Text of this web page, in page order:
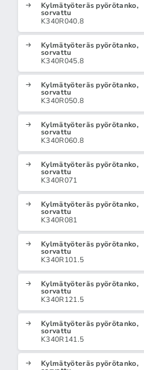
Kylmätyöteräs pyörötanko,
sorvattu
K340R040.8
Kylmätyöteräs pyörötanko,
sorvattu
K340R045.8
Kylmätyöteräs pyörötanko,
sorvattu
K340R050.8
Kylmätyöteräs pyörötanko,
sorvattu
K340R060.8
Kylmätyöteräs pyörötanko,
sorvattu
K340R071
Kylmätyöteräs pyörötanko,
sorvattu
K340R081
Kylmätyöteräs pyörötanko,
sorvattu
K340R101.5
Kylmätyöteräs pyörötanko,
sorvattu
K340R121.5
Kylmätyöteräs pyörötanko,
sorvattu
K340R141.5
Kylmätyöteräs pyörötanko,